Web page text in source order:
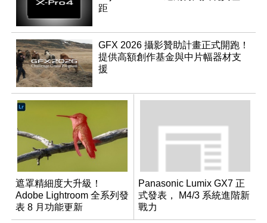
距
GFX 2026 攝影贊助計畫正式開跑！
提供高額創作基金與中片幅器材支
援
遮罩精細度大升級！
Adobe Lightroom 全系列發
表 8 月功能更新
Panasonic Lumix GX7 正
式發表， M4/3 系統進階新
戰力